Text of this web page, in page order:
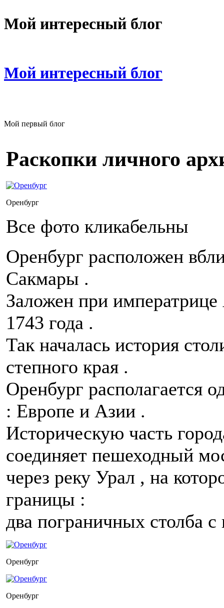
Мой интересный блог
Мой интересный блог
Мой первый блог
Раскопки личного
Оренбург
Все фото кликабельны
Оренбург расположен
Сакмары .
Заложен при
1743 года .
Так началась история
степного края .
Оренбург располагается
: Европе и Азии .
Историческую часть
соединяет пешеходный
через реку Урал , на
границы :
два пограничных столба
Оренбург
Оренбург